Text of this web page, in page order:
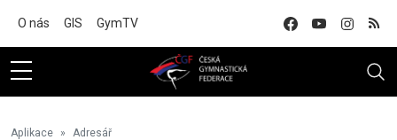
O nás GIS GymTV
Aplikace Adresář